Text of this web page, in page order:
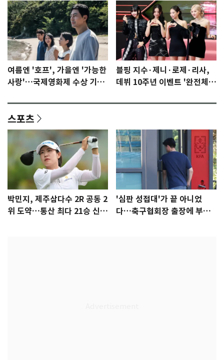
여름엔 '호프', 가을엔 '가능한
사랑'…국제영화제 수상 기대
블핑 지수·제니·로제·리사,
데뷔 10주년 이벤트 '완전체'
스포츠
박민지, 제주삼다수 2R 공동 2
위 도약…통산 최다 21승 신기
'심판 성접대'가 끝 아니었
다…축구협회장 출장에 부인